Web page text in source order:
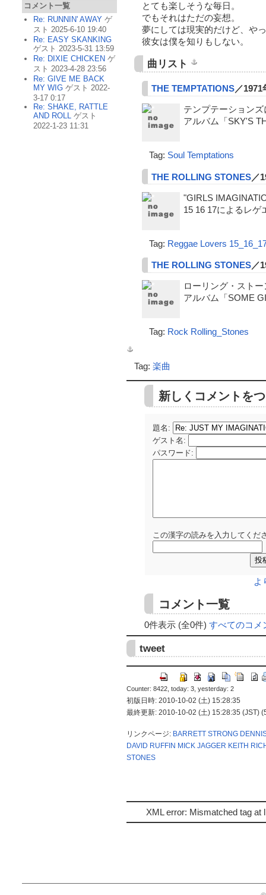
とても楽しそうな毎日。
でもそれはただの妄想。
夢にしては現実的だけど、や
彼女は僕を知りもしない。
曲リスト
THE TEMPTATIONS／
テンプテーション
アルバム「SKY'S
Tag: Soul Temptations
THE ROLLING STONES／
"GIRLS
15 16 17によるレゲ
Tag: Reggae Lovers
THE ROLLING STONES／
ローリング・スト
アルバム「SOME
Tag: Rock Rolling_Stones
Tag: 楽曲
新しくコメントを
題名:
ゲスト名 :
パスワード:
この漢字の読みを入力してくだ
よ
コメント一覧
0件表示 (全0件) すべてのコメ
tweet
Counter: 8422, today: 3, yesterday: 2
初版日時: 2010-10-02 (土) 15:28:35
最終更新: 2010-10-02 (土) 15:28:35 (JST)
リンクページ: BARRETT STRONG
DAVID RUFFIN MICK JAGGER KEITH
STONES
XML error: Mismatched tag at
コメント一覧
Re: RUNNIN' AWAY ゲ
スト 2025-6-10 19:40
Re: EASY SKANKING
ゲスト 2023-5-31 13:59
Re: DIXIE CHICKEN ゲ
スト 2023-4-28 23:56
Re: GIVE ME BACK
MY WIG ゲスト 2022-
3-17 0:17
Re: SHAKE, RATTLE
AND ROLL ゲスト
2022-1-23 11:31